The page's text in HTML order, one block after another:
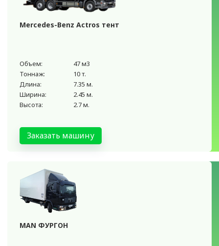
Mercedes-Benz Actros тент
Объем:
47 м3
Тоннаж:
10 т.
Длина:
7.35 м.
Ширина:
2.45 м.
Высота:
2.7 м.
Заказать машину
MAN ФУРГОН